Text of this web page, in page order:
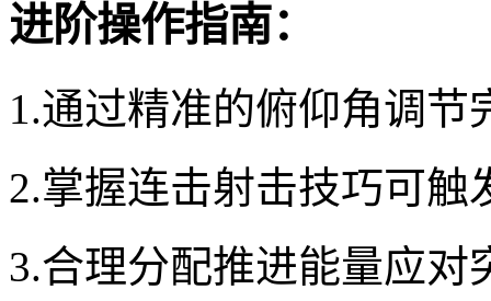
进阶操作指南：
1.通过精准的俯仰角调节
2.掌握连击射击技巧可触
3.合理分配推进能量应对